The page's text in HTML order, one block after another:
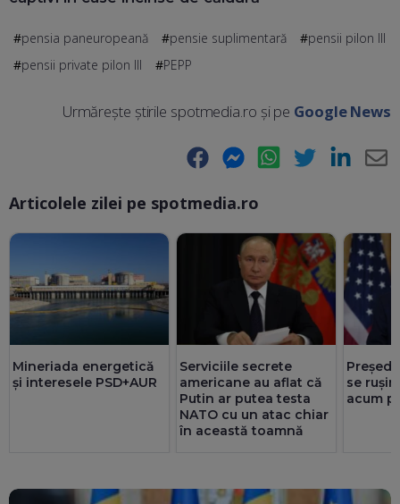
pensia paneuropeană pensie suplimentară
pensii pilon III
pensii private pilon III
PEPP
Urmărește știrile spotmedia.ro și pe Google News
Facebook Messenger WhatsApp Twitter LinkedIn
Articolele zilei pe spotmedia.ro
Mineriada energetică
și interesele PSD+AUR
Serviciile secrete
americane au aflat că
Putin ar putea testa
NATO cu un atac chiar
în această toamnă
se
acum